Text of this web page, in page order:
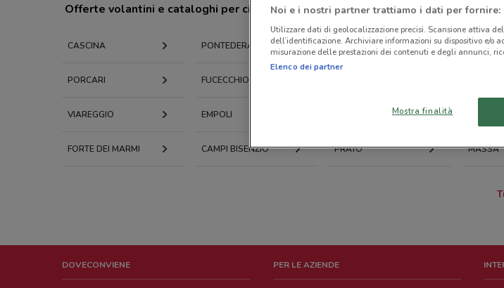
Offerte volantini e cataloghi per città nelle vicinanze
CASCINA PONTEDERA PISA LUCCA
PORCARI FUCECCHIO
VIAREGGIO EMPOLI
FORTE DEI MARMI CAMPI BISENZIO PRATO MASSA
DOVECONVIENE PER LE AZIENDE
Noi e i nostri partner trattiamo i dati per fornire:
Utilizzare dati di geolocalizzazione precisi. Scansione attiva
dell’identificazione. Archiviare informazioni su dispositivo e/o
misurazione delle prestazioni dei contenuti e degli annunci,
Elenco dei partner
Mostra finalità